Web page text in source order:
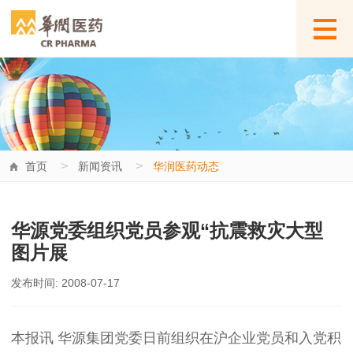
首页 > 新闻资讯 > 华润医药动态
华源党委组织党员参观“抗震救灾大型
图片展
发布时间: 2008-07-17
本报讯 华源集团党委日前组织在沪企业党员和入党积